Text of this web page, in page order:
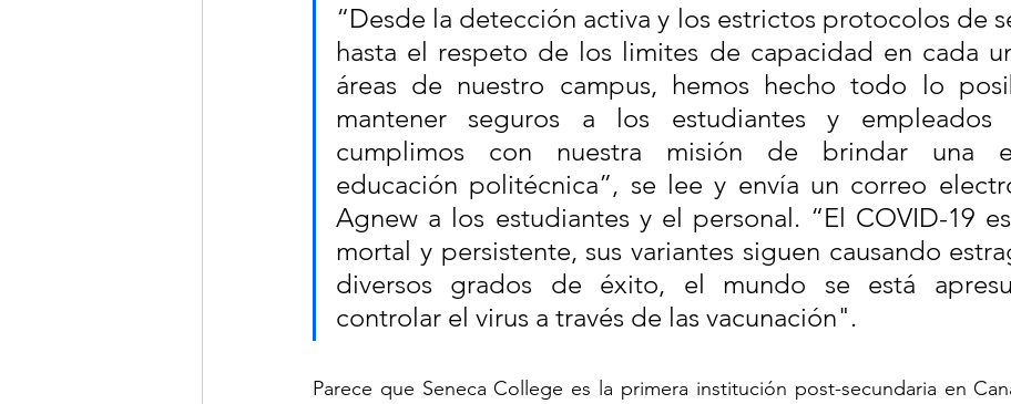
“Desde la detección activa y los estrictos protocolos de
hasta el respeto de los limites de capacidad en cada
áreas de nuestro campus, hemos hecho todo lo
mantener seguros a los estudiantes y empleados
cumplimos con nuestra misión de brindar una
educación politécnica”, se lee y envía un correo
Agnew a los estudiantes y el personal. “El COVID-19
mortal y persistente, sus variantes siguen causando
diversos grados de éxito, el mundo se está
controlar el virus a través de las vacunación".
Parece que Seneca College es la primera institución post-secundaria en